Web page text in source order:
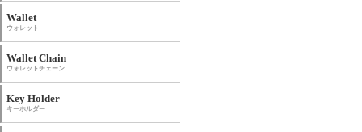
Wallet
ウォレット
Wallet Chain
ウォレットチェーン
Key Holder
キーホルダー